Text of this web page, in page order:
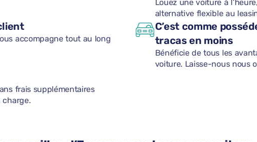
Louez une voiture à
alternative flexible au
accompagne tout au long
C’est comme
tracas en moins
Bénéficie de tous les
voiture. Laisse-nous nous
frais supplémentaires
charge.